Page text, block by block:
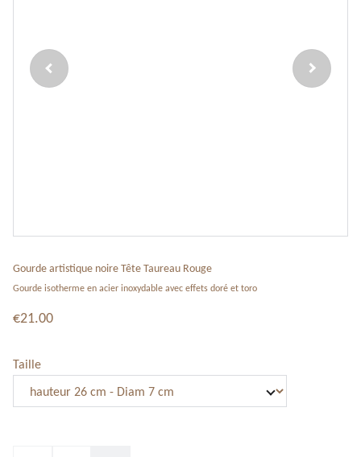
Gourde artistique noire Tête Taureau Rouge
Gourde isotherme en acier inoxydable avec effets doré et toro
€21.00
Taille